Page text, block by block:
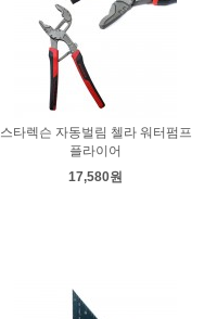
스타렉슨 자동벌림 첼라 워터펌프
플라이어
17,580원